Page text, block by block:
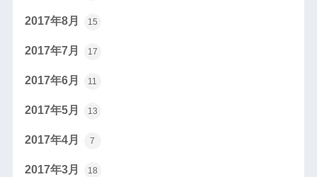
2017年8月 15
2017年7月 17
2017年6月 11
2017年5月 13
2017年4月 7
2017年3月 18